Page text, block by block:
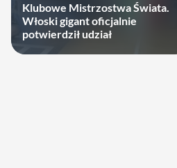
Klubowe Mistrzostwa Świata.
Włoski gigant oficjalnie
potwierdził udział